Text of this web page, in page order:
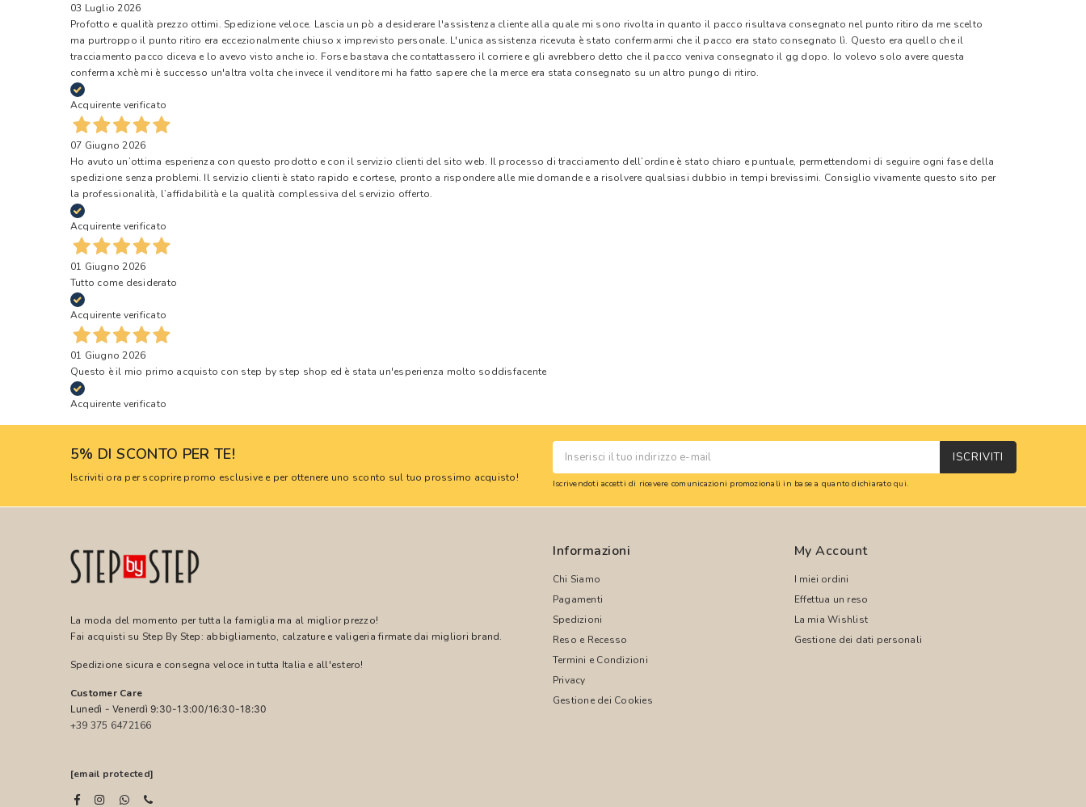
03 Luglio 2026
Profotto e qualità prezzo ottimi. Spedizione veloce. Lascia un pò a desiderare l'assistenza cliente alla quale mi sono rivolta in quanto il pacco risultava consegnato nel punto ritiro da me scelto
ma purtroppo il punto ritiro era eccezionalmente chiuso x imprevisto personale. L'unica assistenza ricevuta è stato confermarmi che il pacco era stato consegnato lì. Questo era quello che il
tracciamento pacco diceva e lo avevo visto anche io. Forse bastava che contattassero il corriere e gli avrebbero detto che il pacco veniva consegnato il gg dopo. Io volevo solo avere questa
conferma xchè mi è successo un'altra volta che invece il venditore mi ha fatto sapere che la merce era stata consegnato su un altro pungo di ritiro.
Acquirente verificato
07 Giugno 2026
Ho avuto un’ottima esperienza con questo prodotto e con il servizio clienti del sito web. Il processo di tracciamento dell’ordine è stato chiaro e puntuale, permettendomi di seguire ogni fase della
spedizione senza problemi. Il servizio clienti è stato rapido e cortese, pronto a rispondere alle mie domande e a risolvere qualsiasi dubbio in tempi brevissimi. Consiglio vivamente questo sito per
la professionalità, l’affidabilità e la qualità complessiva del servizio offerto.
Acquirente verificato
01 Giugno 2026
Tutto come desiderato
Acquirente verificato
01 Giugno 2026
Questo è il mio primo acquisto con step by step shop ed è stata un'esperienza molto soddisfacente
Acquirente verificato
5% DI SCONTO PER TE!
Iscriviti ora per scoprire promo esclusive e per ottenere uno sconto sul tuo prossimo acquisto!
ISCRIVITI
Iscrivendoti accetti di ricevere comunicazioni promozionali in base a quanto dichiaratoqui.
La moda del momento per tutta la famiglia ma al miglior prezzo!
Fai acquisti su Step By Step: abbigliamento, calzature e valigeria firmate dai migliori brand.
Spedizione sicura e consegna veloce in tutta Italia e all'estero!
Customer Care
Lunedì - Venerdì 9:30-13:00/16:30-18:30
+39 375 6472166
[email protected]
Informazioni
Chi Siamo
Pagamenti
Spedizioni
Reso e Recesso
Termini e Condizioni
Privacy
Gestione dei Cookies
My Account
I miei ordini
Effettua un reso
La mia Wishlist
Gestione dei dati personali